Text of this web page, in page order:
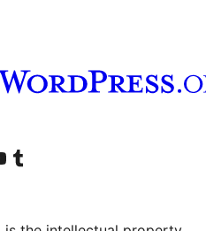
account
YouTube kanaal
Bezoek onze Tumblr account